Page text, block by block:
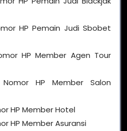
HP Pemain Judi Sbobet
HP Member Agen Tour
HP Member Salon
HP Member Hotel
HP Member Asuransi